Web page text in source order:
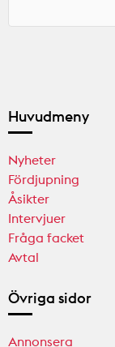
Huvudmeny
Nyheter
Fördjupning
Åsikter
Intervjuer
Fråga facket
Avtal
Övriga sidor
Annonsera